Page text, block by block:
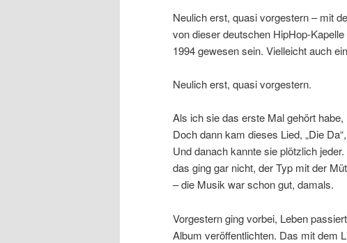
Neulich erst, quasi vorgestern – mit
von dieser deutschen HipHop-
1994 gewesen sein. Vielleicht auch
Neulich erst, quasi vorgestern.
Als ich sie das erste Mal gehört
Doch dann kam dieses Lied, „Die
Und danach kannte sie plötzlich
das ging gar nicht, der Typ mit der
– die Musik war schon gut, damals.
Vorgestern ging vorbei, Leben
Album veröffentlichten. Das mit dem